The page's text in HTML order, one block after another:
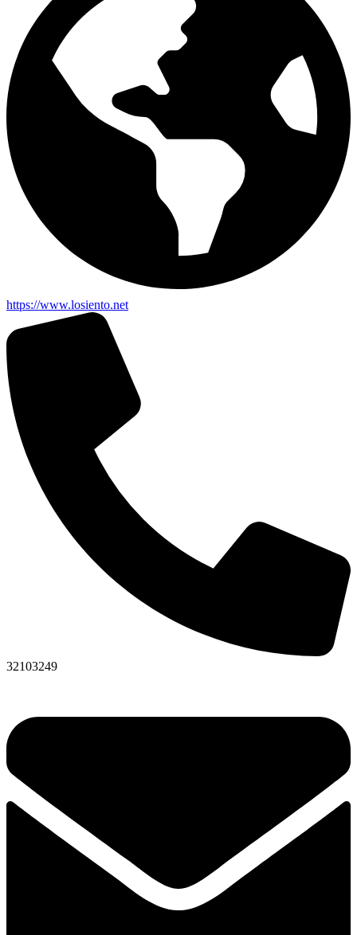
https://www.losiento.net
32103249